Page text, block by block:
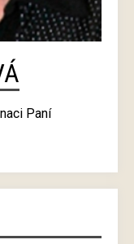
Paní